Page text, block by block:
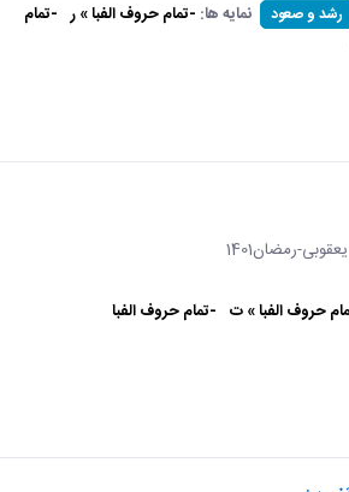
رشد و صعود نمایه ها: -تمام حروف الفبا » ر -تمام
رمضان1401
حروف الفبا » ت -تمام حروف الفبا